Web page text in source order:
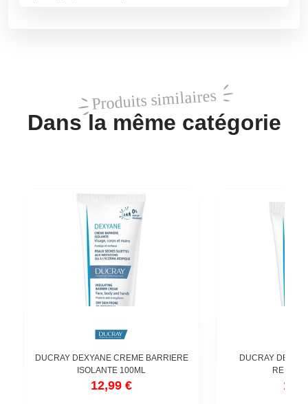
Produits similaires
Dans la même catégorie
DUCRAY DEXYANE CREME BARRIERE
ISOLANTE 100ML
12,99 €
DUCRAY